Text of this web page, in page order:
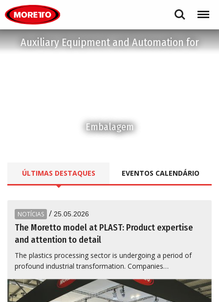
Search Menu
Auxiliary Equipment and Automation for
Embalagem
ÚLTIMAS DESTAQUES EVENTOS CALENDÁRIO
NOTÍCIAS / 25.05.2026
The Moretto model at PLAST: Product expertise
and attention to detail
The plastics processing sector is undergoing a period of
profound industrial transformation. Companies…